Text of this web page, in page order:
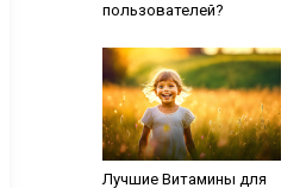
пользователей?
Лучшие Витамины для